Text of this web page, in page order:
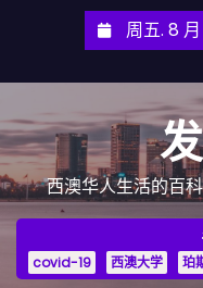
周五. 8
西澳华人生活的百
covid-19 西澳大学 珀